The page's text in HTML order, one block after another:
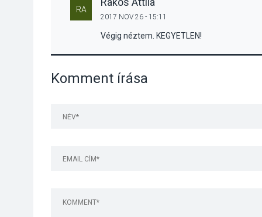
RA
2017 NOV 26 - 15:11
Végig néztem. KEGYETLEN!
Komment írása